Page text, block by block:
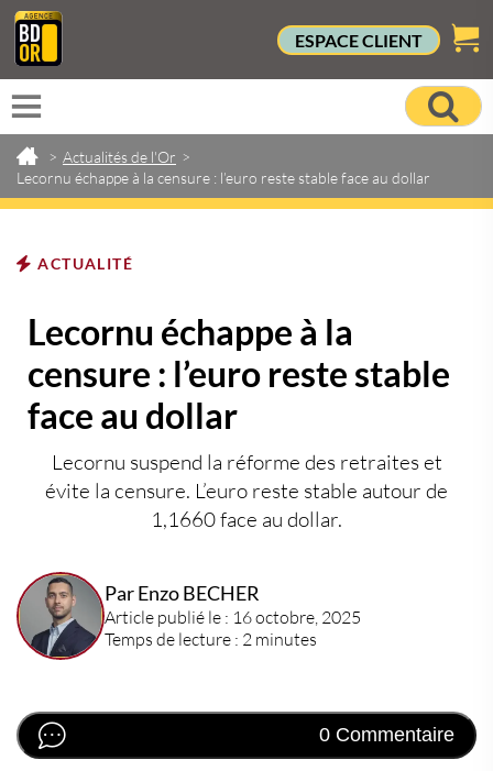
ESPACE CLIENT
> Actualités de l'Or >
Lecornu échappe à la censure : l’euro reste stable face au dollar
ACTUALITÉ
Lecornu échappe à la
censure : l’euro reste stable
face au dollar
Lecornu suspend la réforme des retraites et
évite la censure. L’euro reste stable autour de
1,1660 face au dollar.
Par Enzo BECHER
Article publié le : 16 octobre, 2025
Temps de lecture : 2 minutes
0 Commentaire